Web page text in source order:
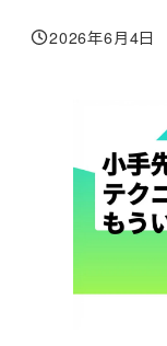
投稿日
2026年6月4日